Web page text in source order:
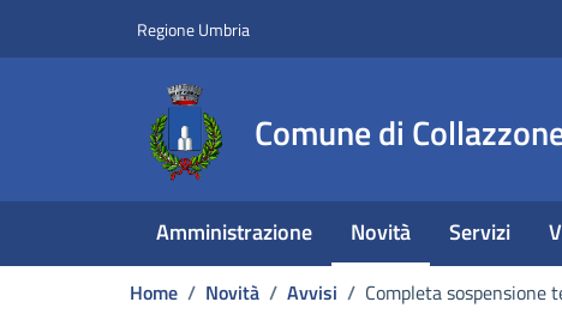
Regione Umbria
Comune di
Amministrazione Novità Servizi
Home / Novità / Avvisi / Completa sospensione